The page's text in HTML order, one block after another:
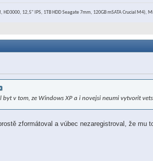
HD3000, 12,5" IPS, 1TB HDD Seagate 7mm, 120GB mSATA Crucial M4),
v tom, ze Windows XP a i novejsi neumi vytvorit
zformátoval a vúbec nezaregistroval, že mu